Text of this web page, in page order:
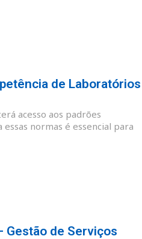
de Laboratórios
acesso aos padrões
normas é essencial para
Gestão de Serviços